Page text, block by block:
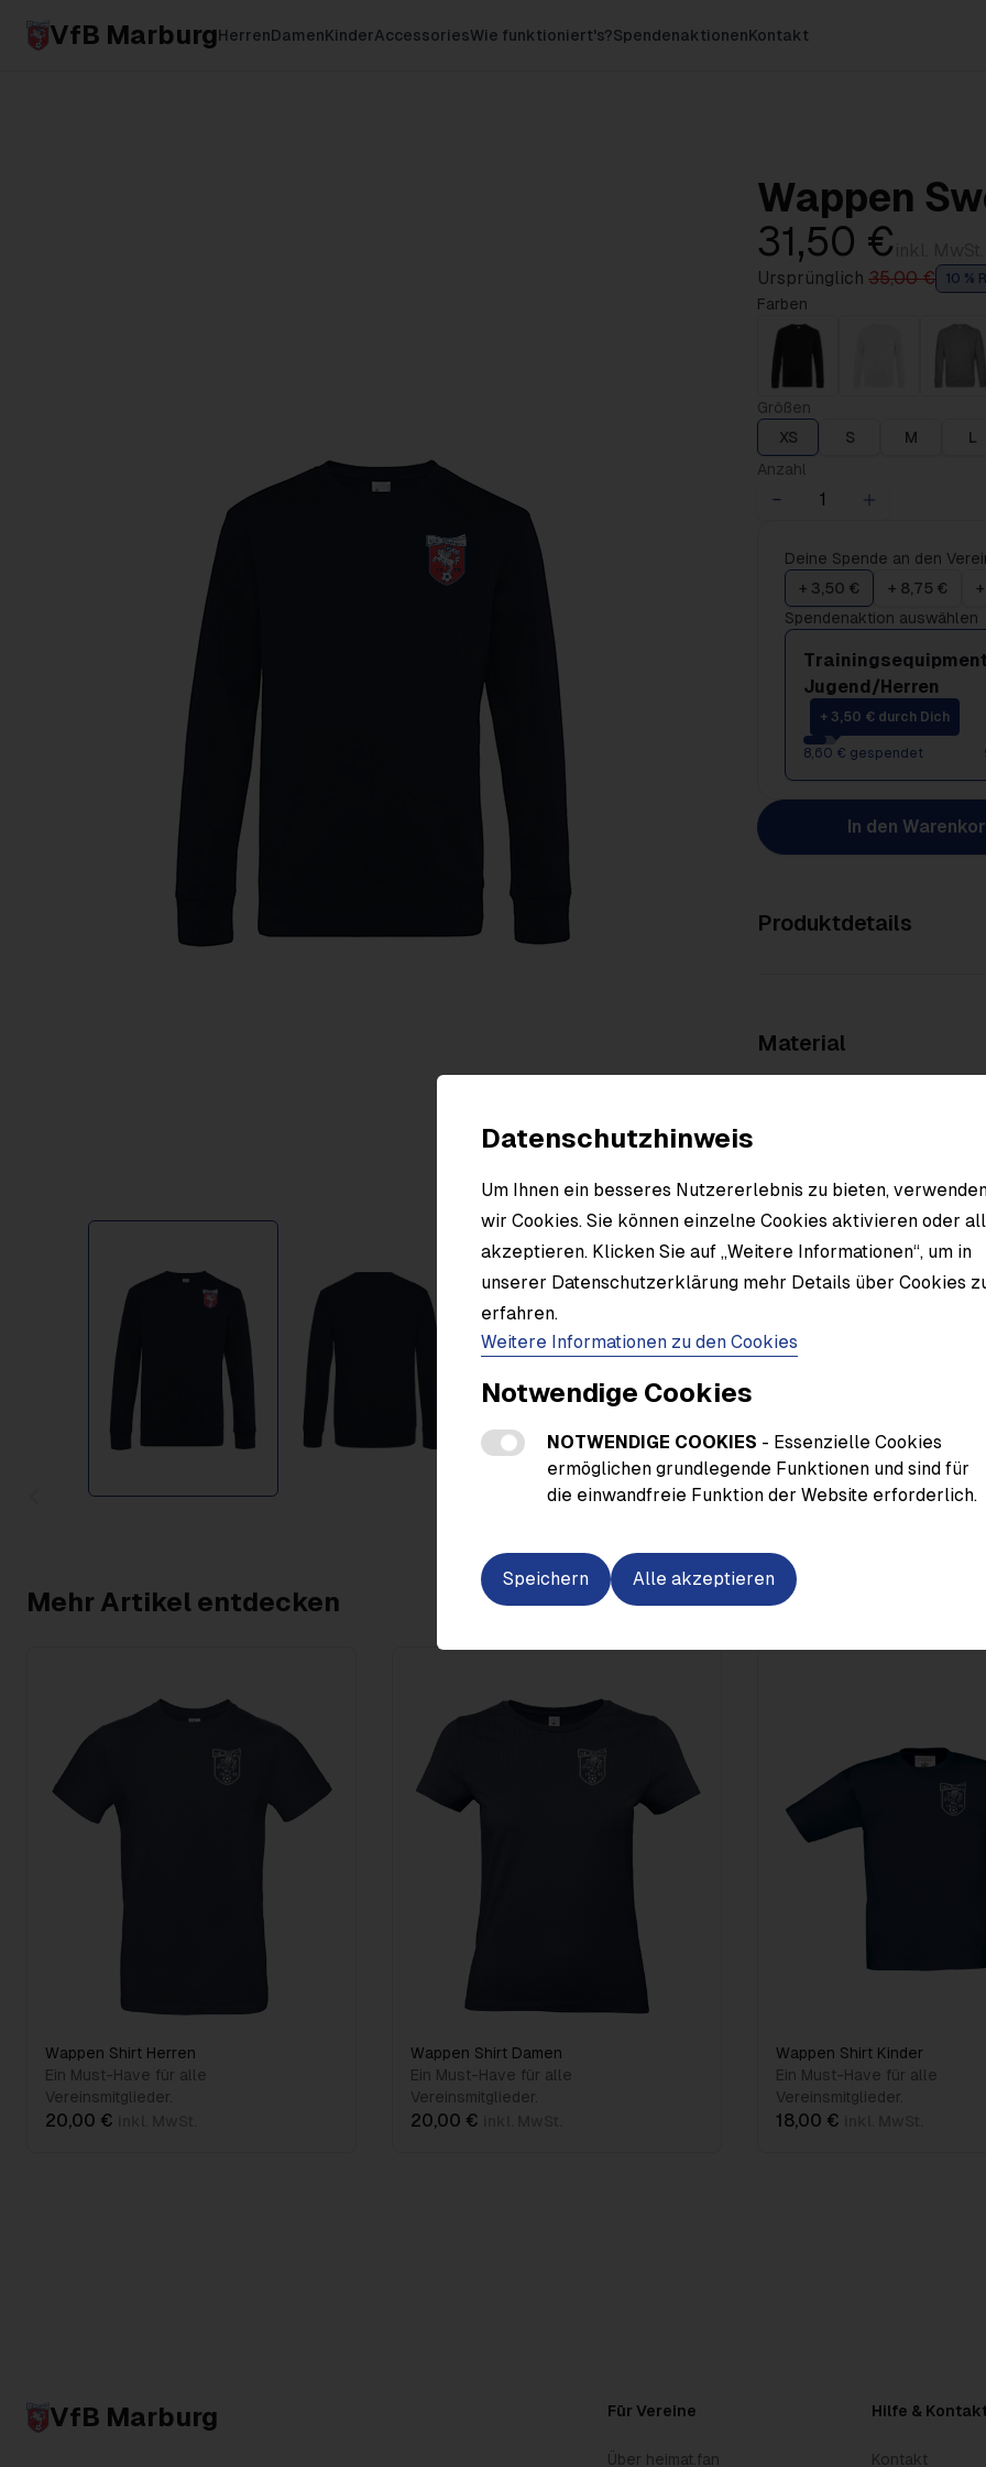
Datenschutzhinweis
Um Ihnen ein besseres Nutzererlebnis zu bieten,
wir Cookies. Sie können einzelne Cookies aktivieren oder
akzeptieren. Klicken Sie auf „Weitere Informationen“, um in
unserer Datenschutzerklärung mehr Details über Cookies
erfahren.
Weitere Informationen zu den Cookies
Notwendige Cookies
NOTWENDIGE COOKIES - Essenzielle Cookies
ermöglichen grundlegende Funktionen und sind für
die einwandfreie Funktion der Website erforderlich.
Speichern Alle akzeptieren
VfB MarburgHerrenDamenKinderAccessoriesWie funktioniert's?SpendenaktionenKontakt
Wappen
31,50 €
Ursprünglich 35,00 € 10 %
Farben
Größen
XS
S M L
Anzahl
Deine Spende an den
+ 3,50 €
+ 8,75 €
Spendenaktion auswählen
Jugend/Herren
+ 3,50 € durch Dich
8,60 € gespendet
In den
Produktdetails
Material
Mehr Artikel entdecken
Wappen Shirt Herren
Ein Must-Have für alle
Vereinsmitglieder.
20,00 €
Wappen Shirt Damen
Ein Must-Have für alle
Vereinsmitglieder.
20,00 €
Wappen Shirt Kinder
Ein Must-Have für alle
Vereinsmitglieder.
18,00 €
VfB Marburg Für Vereine
Über heimat.fan
Hilfe &
Kontakt